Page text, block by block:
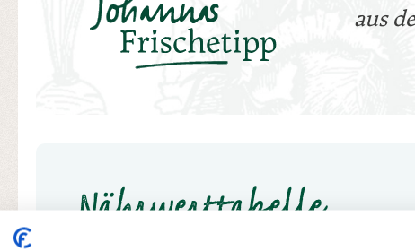
aus
Nährwerttabelle